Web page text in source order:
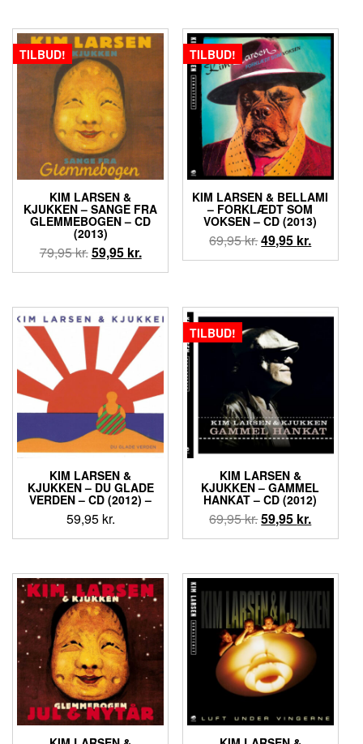
TILBUD!
KIM LARSEN &
KJUKKEN ‎– SANGE FRA
GLEMMEBOGEN – CD
(2013)
79,95kr.Den
oprindelige
var:
79,95 kr..
59,95 kr.Den
aktuelle
er:
59,95 kr..
TILBUD!
KIM LARSEN & BELLAMI
‎– FORKLÆDT SOM
VOKSEN – CD (2013)
69,95kr.Den
oprindelige
69,95 kr..
49,95 kr.Den
aktuelle
49,95 kr..
KIM LARSEN &
KJUKKEN ‎– DU GLADE
VERDEN – CD (2012) –
59,95 kr.
TILBUD!
KIM LARSEN &
KJUKKEN ‎– GAMMEL
HANKAT – CD (2012)
69,95kr.Den
oprindelige
var:
69,95 kr..
59,95 kr.Den
aktuelle
er:
59,95 kr..